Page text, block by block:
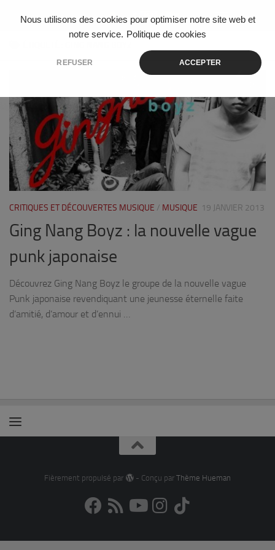
Nous utilisons des cookies pour optimiser notre site web et
notre service. Politique de cookies
REFUSER ACCEPTER
Skip to content
CRITIQUES ET DÉCOUVERTES MUSIQUE / MUSIQUE 19 JANVIER 2013
Ging Nang Boyz : la nouvelle vague
punk japonaise
Découvrez Ging Nang Boyz le groupe de la nouvelle vague
Punk japonaise revendiquant une jeunesse éternelle faite
d’amitié, d’amour et d’ennui …
Fièrement propulsé par - Conçu par Thème Hueman